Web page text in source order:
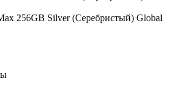
256GB Silver (Серебристый) Global